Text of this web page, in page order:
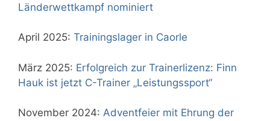
Länderwettkampf nominiert
April 2025: Trainingslager in Caorle
März 2025: Erfolgreich zur Trainerlizenz: Finn
Hauk ist jetzt C-Trainer „Leistungssport“
November 2024: Adventfeier mit Ehrung der